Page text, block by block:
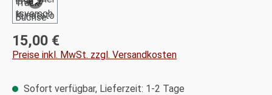
Regulärer Preis:
15,00 €
Preise inkl. MwSt. zzgl. Versandkosten
Sofort verfügbar, Lieferzeit: 1-2 Tage